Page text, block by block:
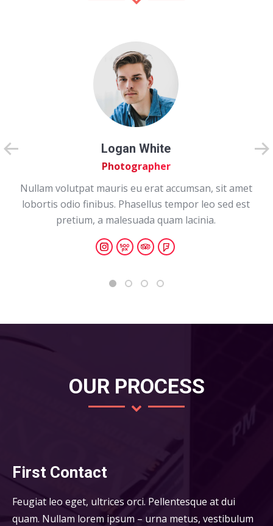
Logan White
Photographer
Nullam volutpat mauris eu erat accumsan, sit amet
lobortis odio finibus. Phasellus tempor leo sed est
pretium, a malesuada quam lacinia.
Instagram
500pxTripAdvisor
Foursquare
OUR PROCESS
First Contact
Feugiat leo eget, ultrices orci. Pellentesque at dui
quam. Nullam lorem ipsum – urna metus, vestibulum